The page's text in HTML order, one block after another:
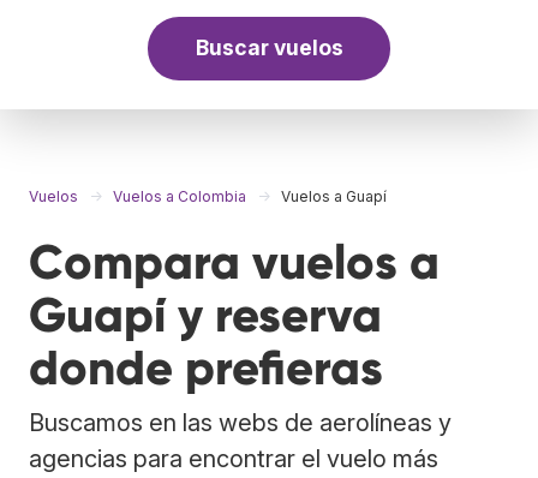
Buscar vuelos
Vuelos Vuelos a Colombia Vuelos a Guapí
Compara vuelos a
Guapí y reserva
donde prefieras
Buscamos en las webs de aerolíneas y
agencias para encontrar el vuelo más